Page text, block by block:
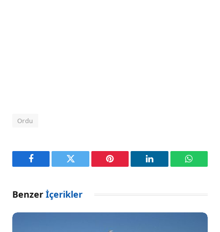
Ordu
Facebook Twitter Pinterest LinkedIn
Benzer İçerikler